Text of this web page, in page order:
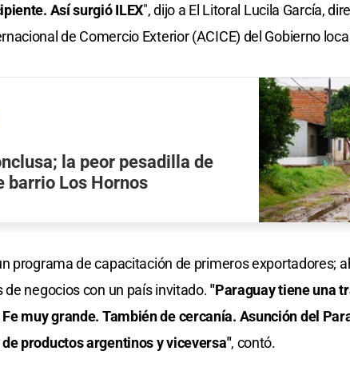
Así surgió ILEX", dijo a El Litoral Lucila García,
de Comercio Exterior (ACICE) del Gobierno
la peor pesadilla de
barrio Los Hornos
programa de capacitación de primeros exportadores;
de negocios con un país invitado."Paraguay tiene una
muy grande. También de cercanía. Asunción del
productos argentinos y viceversa", contó.